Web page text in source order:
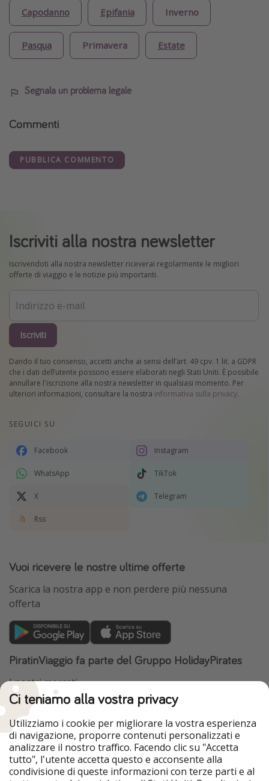
Capodanno Epifania Inverno
Pasqua Primavera Estate
Segnala un problema legale
Commenti
PUBBLICA COMMENTO
Iscriviti alla nostra newsletter
Iscrivendoti alla nostra newsletter riceverai regolarmente le migliori
offerte di viaggio e le notizie più importanti.
Iscriviti
Dando il tuo consenso, accetti anche ai sensi dell’art. 49 cpv. 1 lit. a GDPR
che i dati dell’utente possono essere elaborati negli Stati Uniti. È possibile
annullare l'iscrizione alla nostra newsletter in qualsiasi momento. Per
ulteriori informazioni, consultare la nostra informativa sulla privacy.
SEGUICI SU
Facebook Instagram
WhatsApp TikTok
X Telegram
Rss
Vuoi ricevere le nostre ultime offerte
Scarica la nostra app e non perdere più nessuna
offerta
PiratinViaggio fa parte del Gruppo HolidayPirates
I nostri mercati
HolidayPirates
VakantiePiraten
WakacyjniPiraci
Ferienpiraten
Urlaubspiraten
Urlaubspiraten
ViajerosPiratas
TravelPirates
Il nostro gruppo
Ci teniamo alla vostra privacy
Utilizziamo i cookie per migliorare la vostra esperienza
di navigazione, proporre contenuti personalizzati e
analizzare il nostro traffico. Facendo clic su "Accetta
tutto", l'utente accetta questo e acconsente alla
condivisione di queste informazioni con terze parti e al